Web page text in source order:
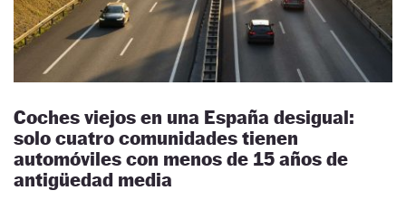
Coches viejos en una España desigual:
solo cuatro comunidades tienen
automóviles con menos de 15 años de
antigüedad media